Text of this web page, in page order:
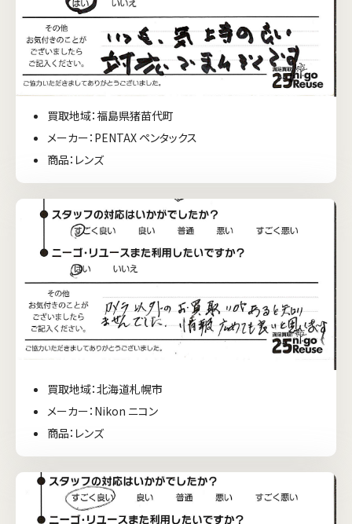
買取地域：福島県猪苗代町
メーカー：PENTAX ペンタックス
商品：レンズ
買取地域：北海道札幌市
メーカー：Nikon ニコン
商品：レンズ